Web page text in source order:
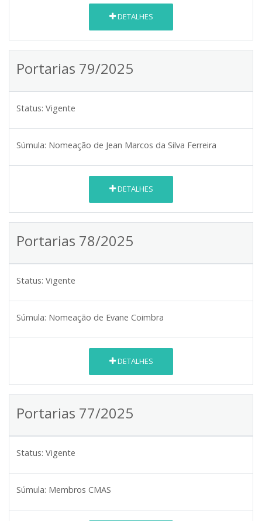
DETALHES
Portarias 79/2025
Status: Vigente
Súmula: Nomeação de Jean Marcos da Silva Ferreira
DETALHES
Portarias 78/2025
Status: Vigente
Súmula: Nomeação de Evane Coimbra
DETALHES
Portarias 77/2025
Status: Vigente
Súmula: Membros CMAS